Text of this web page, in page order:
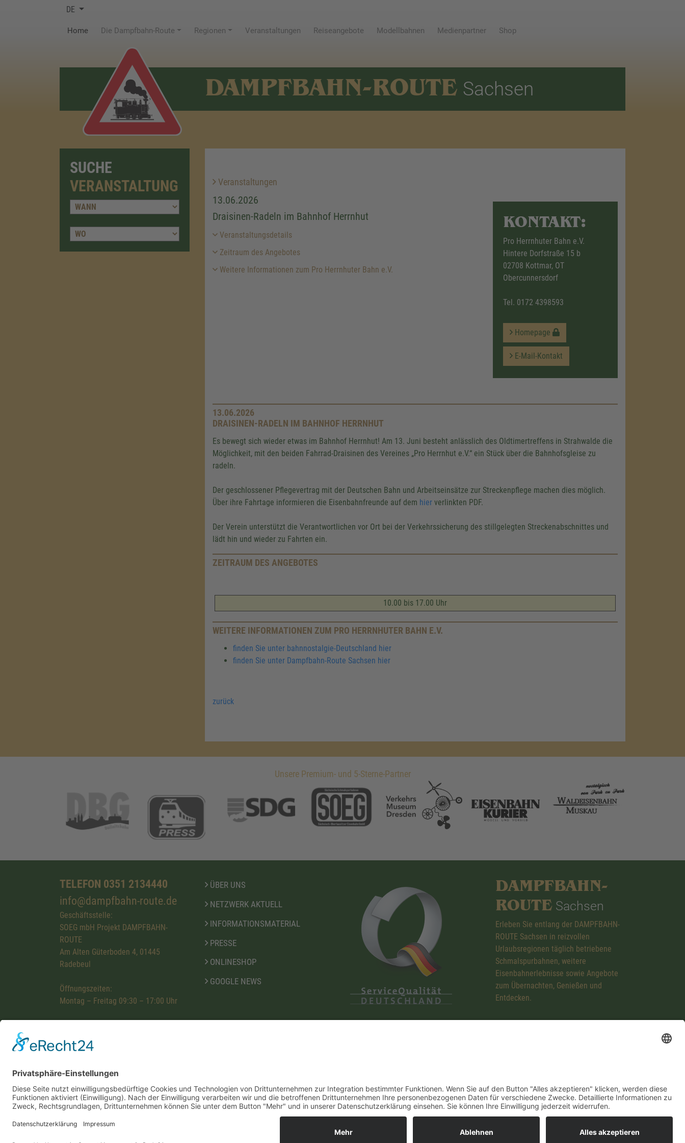
DE
Home(current)Die Dampfbahn-Route Regionen Veranstaltungen Reiseangebote Modellbahnen Medienpartner Shop
DAMPFBAHN-ROUTE Sachsen
SUCHE
VERANSTALTUNG
Veranstaltungen
13.06.2026
Draisinen-Radeln im Bahnhof Herrnhut
Veranstaltungsdetails
Zeitraum des Angebotes
Weitere Informationen zum Pro Herrnhuter Bahn e.V.
KONTAKT:
Pro Herrnhuter Bahn e.V.
Hintere Dorfstraße 15 b
02708 Kottmar, OT
Obercunnersdorf
Tel. 0172 4398593
Homepage
E-Mail-Kontakt
13.06.2026
DRAISINEN-RADELN IM BAHNHOF HERRNHUT
Es bewegt sich wieder etwas im Bahnhof Herrnhut! Am 13. Juni besteht anlässlich des Oldtimertreffens in Strahwalde die
Möglichkeit, mit den beiden Fahrrad-Draisinen des Vereines „Pro Herrnhut e.V.“ ein Stück über die Bahnhofsgleise zu
radeln.
Der geschlossener Pflegevertrag mit der Deutschen Bahn und Arbeitseinsätze zur Streckenpflege machen dies möglich.
Über ihre Fahrtage informieren die Eisenbahnfreunde auf dem hier verlinkten PDF.
Der Verein unterstützt die Verantwortlichen vor Ort bei der Verkehrssicherung des stillgelegten Streckenabschnittes und
lädt hin und wieder zu Fahrten ein.
ZEITRAUM DES ANGEBOTES
10.00 bis 17.00 Uhr
WEITERE INFORMATIONEN ZUM PRO HERRNHUTER BAHN E.V.
finden Sie unter bahnnostalgie-Deutschland hier
finden Sie unter Dampfbahn-Route Sachsen hier
zurück
Unsere Premium- und 5-Sterne-Partner
TELEFON 0351 2134440
info@dampfbahn-route.de
Geschäftsstelle:
SOEG mbH Projekt DAMPFBAHN-
ROUTE
Am Alten Güterboden 4, 01445
Radebeul
Öffnungszeiten:
Montag – Freitag 09:30 – 17:00 Uhr
ÜBER UNS
NETZWERK AKTUELL
INFORMATIONSMATERIAL
PRESSE
ONLINESHOP
GOOGLE NEWS
DAMPFBAHN-
ROUTE Sachsen
Erleben Sie entlang der DAMPFBAHN-
ROUTE Sachsen in reizvollen
Urlaubsregionen täglich betriebene
Schmalspurbahnen, weitere
Eisenbahnerlebnisse sowie Angebote
zum Übernachten, Genießen und
Entdecken.
Diese Maßnahme wird mitfinanziert mit Steuermitteln
auf Grundlage des von den Abgeordneten des
Sächsischen Landtags beschlossenen Haushaltes.
Impressum Datenschutzerklärung Cookie-Einstellungen